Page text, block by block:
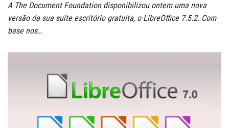
A The Document Foundation disponibilizou ontem uma nova
versão da sua suite escritório gratuita, o LibreOffice 7.5.2. Com
base nos…